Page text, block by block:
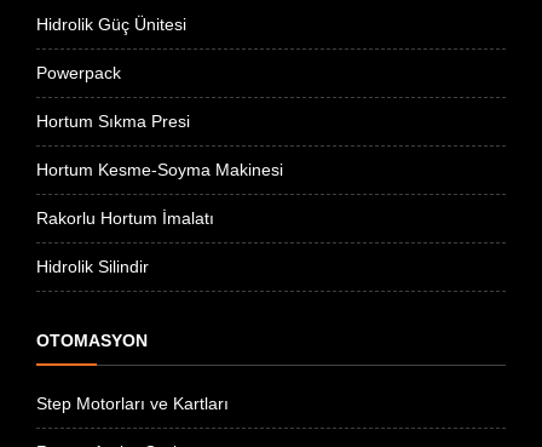
Hidrolik Güç Ünitesi
Powerpack
Hortum Sıkma Presi
Hortum Kesme-Soyma Makinesi
Rakorlu Hortum İmalatı
Hidrolik Silindir
OTOMASYON
Step Motorları ve Kartları